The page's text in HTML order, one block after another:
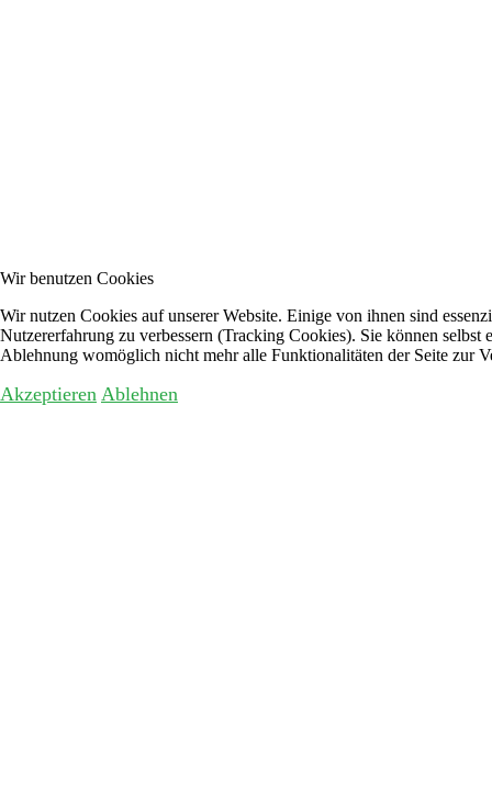
Wir benutzen Cookies
Wir nutzen Cookies auf unserer Website. Einige von ihnen sind
Nutzererfahrung zu verbessern (Tracking Cookies). Sie können selbst
Ablehnung womöglich nicht mehr alle Funktionalitäten der Seite zur
Akzeptieren Ablehnen